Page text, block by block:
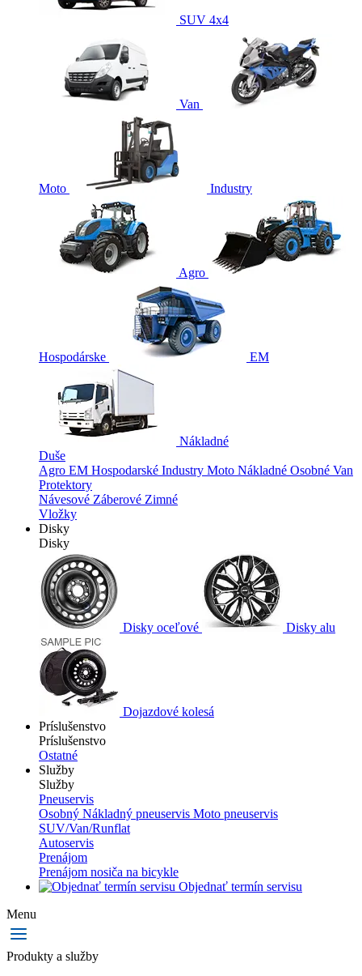
SUV 4x4
Van
Moto Industry
Agro
Hospodárske EM
Nákladné
Duše
Agro EM Hospodarské Industry Moto Nákladné Osobné Van
Protektory
Návesové Záberové Zimné
Vložky
Disky
Disky
Disky oceľové Disky alu
Dojazdové kolesá
Príslušenstvo
Príslušenstvo
Ostatné
Služby
Služby
Pneuservis
Osobný Nákladný pneuservis Moto pneuservis
SUV/Van/Runflat
Autoservis
Prenájom
Prenájom nosiča na bicykle
Objednať termín servisu
Menu
Produkty a služby